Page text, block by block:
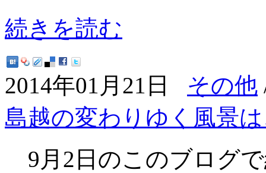
続きを読む
2014年01月21日 その他
島越の変わりゆく風景
9月2日のこのブログ